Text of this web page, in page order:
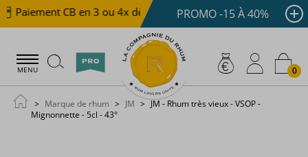
Paiement CB en 3 ou 4x dès 100 € Livraison offerte
PROMO -15 À 40%
MENU 0
Marque de rhum JM
JM - Rhum très vieux - VSOP -
Mignonnette - 5cl - 43°